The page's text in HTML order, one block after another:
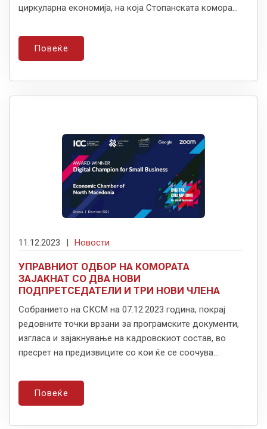
циркуларна економија, на која Стопанската комора...
Повеќе
11.12.2023 | Новости
УПРАВНИОТ ОДБОР НА КОМОРАТА
ЗАЈАКНАТ СО ДВА НОВИ
ПОДПРЕТСЕДАТЕЛИ И ТРИ НОВИ ЧЛЕНА
Собранието на СКСМ на 07.12.2023 година, покрај
редовните точки врзани за програмските документи,
изгласа и зајакнување на кадровскиот состав, во
пресрет на предизвиците со кои ќе се соочува...
Повеќе